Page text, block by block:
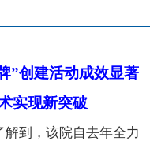
”创建活动成效显著
实现新突破
到，该院自去年全力